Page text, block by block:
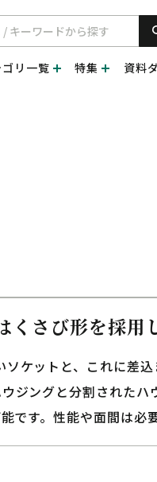
リ一覧 特集 資料
さび形を採用
ケットと、これに差
ジングと分割された
す。性能や面間は必